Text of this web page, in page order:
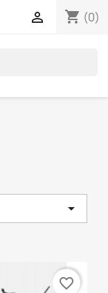
shopping_cart (0)


favorite_border